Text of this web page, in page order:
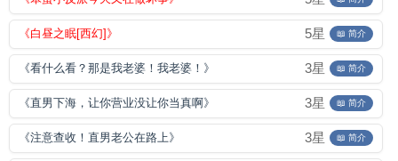
《白昼之眠[西幻]》 5星 📖 简介
《看什么看？那是我老婆！我老婆！》 3星 📖 简介
《直男下海，让你营业没让你当真啊》 3星 📖 简介
《注意查收！直男老公在路上》 3星 📖 简介